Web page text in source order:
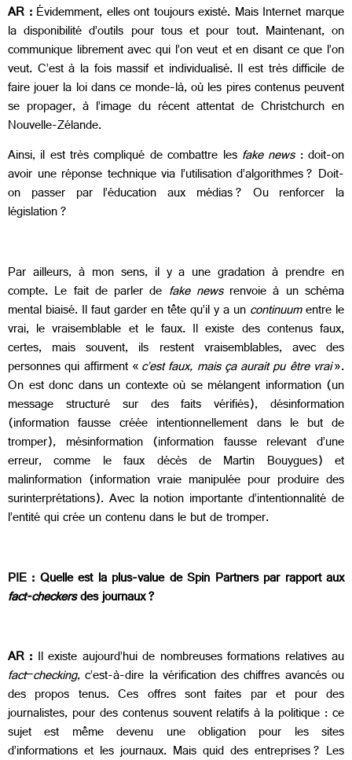
AR :Évidemment, elles ont toujours existé. Mais Internet marque
la disponibilité d’outils pour tous et pour tout. Maintenant, on
communique librement avec qui l’on veut et en disant ce que l’on
veut. C’est à la fois massif et individualisé. Il est très difficile de
faire jouer la loi dans ce monde-là, où les pires contenus peuvent
se propager, à l’image du récent attentat de Christchurch en
Nouvelle-Zélande.
Ainsi, il est très compliqué de combattre les fake news : doit-on
avoir une réponse technique via l’utilisation d’algorithmes ? Doit-
on passer par l’éducation aux médias ? Ou renforcer la
législation ?
Par ailleurs, à mon sens, il y a une gradation à prendre en
compte. Le fait de parler de fake newsrenvoie à un schéma
mental biaisé. Il faut garder en tête qu’il y a uncontinuumentre le
vrai, le vraisemblable et le faux. Il existe des contenus faux,
certes, mais souvent, ils restent vraisemblables, avec des
personnes qui affirment «c’est faux, mais ça aurait pu être vrai».
On est donc dans un contexte où se mélangent information (un
message structuré sur des faits vérifiés), désinformation
(information fausse créée intentionnellement dans le but de
tromper), mésinformation (information fausse relevant d’une
erreur, comme le faux décès de Martin Bouygues) et
malinformation (information vraie manipulée pour produire des
surinterprétations). Avec la notion importante d’intentionnalité de
l’entité qui crée un contenu dans le but de tromper.
PIE : Quelle est la plus-value de Spin Partners par rapport aux
fact-checkersdes journaux ?
AR : Il existe aujourd’hui de nombreuses formations relatives au
fact–checking, c’est-à-dire la vérification des chiffres avancés ou
des propos tenus. Ces offres sont faites par et pour des
journalistes, pour des contenus souvent relatifs à la politique : ce
sujet est même devenu une obligation pour les sites
d’informations et les journaux. Mais quid des entreprises ? Les